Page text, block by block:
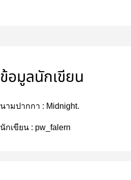
ข้อมูลนักเขียน
นามปากกา : Midnight.
นักเขียน : pw_falern